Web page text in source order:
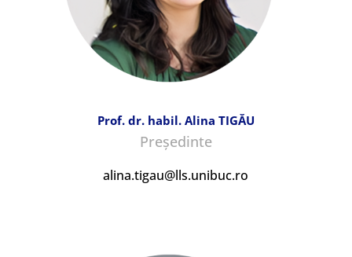
Prof. dr. habil. Alina TIGĂU
Președinte
alina.tigau@lls.unibuc.ro